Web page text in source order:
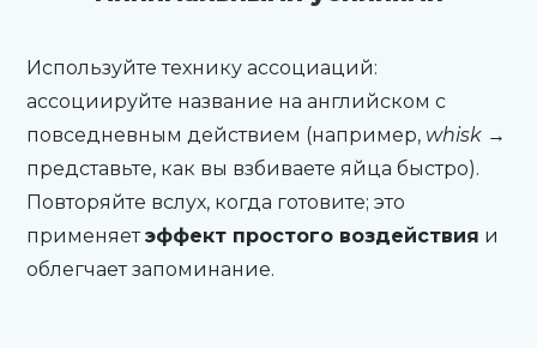
Используйте технику ассоциаций:
ассоциируйте название на английском с
повседневным действием (например, whisk →
представьте, как вы взбиваете яйца быстро).
Повторяйте вслух, когда готовите; это
применяетэффект простого воздействия и
облегчает запоминание.